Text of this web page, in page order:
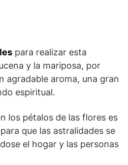
para realizar esta
y la mariposa, por
agradable aroma, una gran
espiritual.
los pétalos de las flores es
que las astralidades se
el hogar y las personas